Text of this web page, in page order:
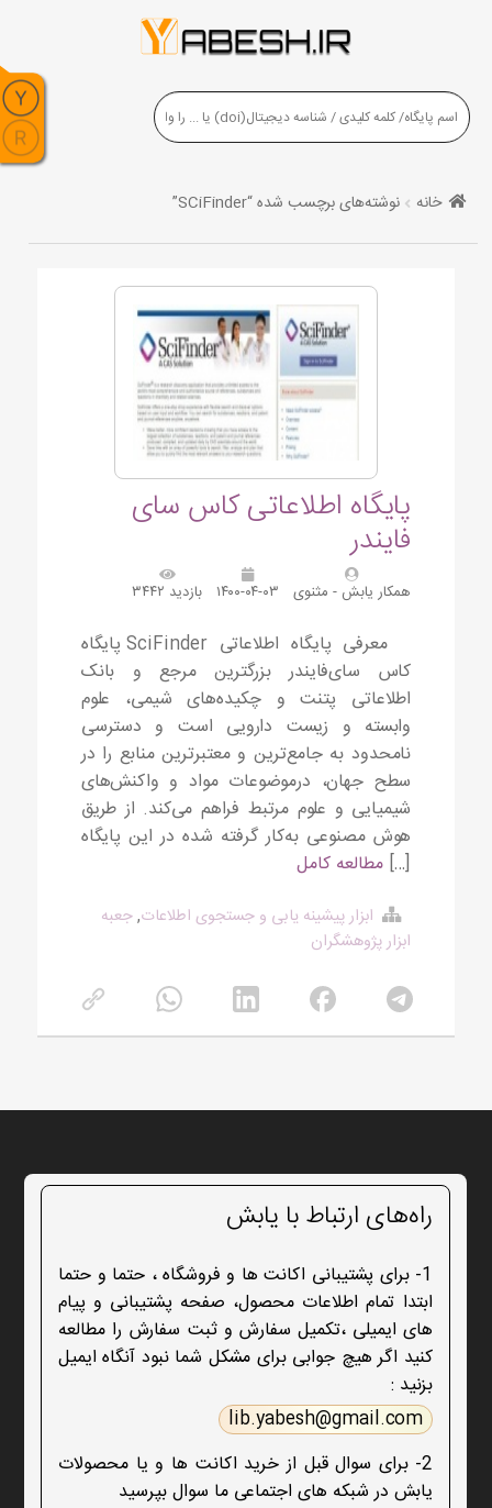
خانه نوشته‌های برچسب شده “SCiFinder”
پایگاه اطلاعاتی کاس سای
فایندر
همکار یابش - مثنوی ۱۴۰۰-۰۴-۰۳ بازدید ۳۴۴۲
معرفی پایگاه اطلاعاتی SciFinder پایگاه
کاس سای‌فایندر بزرگترین مرجع و بانک
اطلاعاتی پتنت و چکیده‌های شیمی، علوم
وابسته و زیست دارویی است و دسترسی
نامحدود به جامع‌ترین و معتبرترین منابع را در
سطح جهان، درموضوعات مواد و واکنش‌های
شیمیایی و علوم مرتبط فراهم می‌کند. از طریق
هوش مصنوعی به‌کار گرفته شده در این پایگاه
[…]مطالعه کامل
ابزار پیشینه یابی و جستجوی اطلاعات,جعبه
ابزار پژوهشگران
راه‌های ارتباط با یابش
1- برای پشتیبانی اکانت ها و فروشگاه ، حتما و حتما
ابتدا تمام اطلاعات محصول، صفحه پشتیبانی و پیام
های ایمیلی ،تکمیل سفارش و ثبت سفارش را مطالعه
کنید اگر هیچ جوابی برای مشکل شما نبود آنگاه ایمیل
بزنید :
lib.yabesh@gmail.com
2- برای سوال قبل از خرید اکانت ها و یا محصولات
یابش در شبکه های اجتماعی ما سوال بپرسید